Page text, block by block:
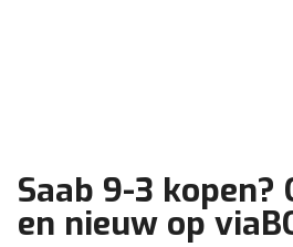
Saab 9-3 kopen?
en nieuw op